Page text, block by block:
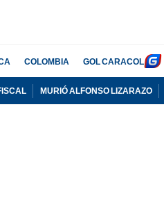
COLOMBIA GOL CARACOL
MURIÓ ALFONSO LIZARAZO